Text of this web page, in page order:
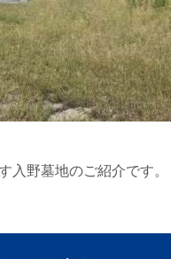
入野墓地のご紹介です。